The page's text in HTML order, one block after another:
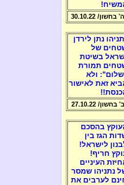
ה' בחשון/ 30.10.22
נתן לירדן
של
בשיטת
תמורת
ולא
זאת לאישור
ב' בחשון/ 27.10.22
בהסכם
הגז בין
לישראל!
חריף!
העיניים
נתניהו שמסר
לערבים את